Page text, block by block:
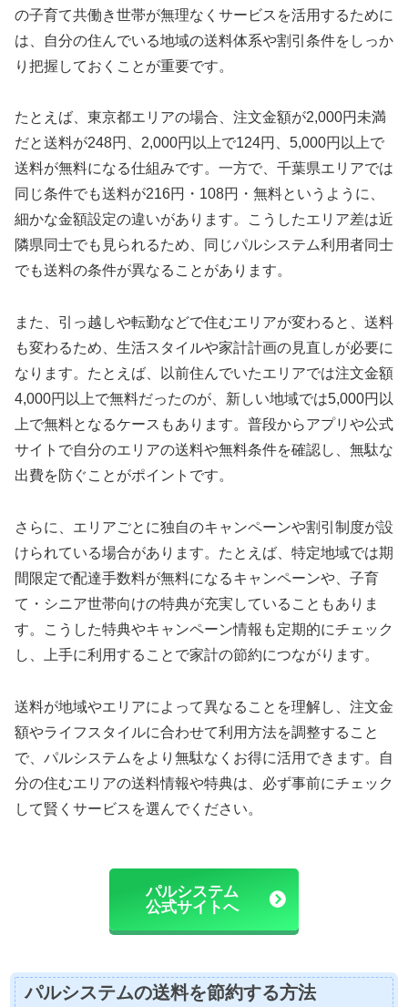
の子育て共働き世帯が無理なくサービスを活用するために
は、自分の住んでいる地域の送料体系や割引条件をしっか
り把握しておくことが重要です。
たとえば、東京都エリアの場合、注文金額が2,000円未満
だと送料が248円、2,000円以上で124円、5,000円以上で
送料が無料になる仕組みです。一方で、千葉県エリアでは
同じ条件でも送料が216円・108円・無料というように、
細かな金額設定の違いがあります。こうしたエリア差は近
隣県同士でも見られるため、同じパルシステム利用者同士
でも送料の条件が異なることがあります。
また、引っ越しや転勤などで住むエリアが変わると、送料
も変わるため、生活スタイルや家計計画の見直しが必要に
なります。たとえば、以前住んでいたエリアでは注文金額
4,000円以上で無料だったのが、新しい地域では5,000円以
上で無料となるケースもあります。普段からアプリや公式
サイトで自分のエリアの送料や無料条件を確認し、無駄な
出費を防ぐことがポイントです。
さらに、エリアごとに独自のキャンペーンや割引制度が設
けられている場合があります。たとえば、特定地域では期
間限定で配達手数料が無料になるキャンペーンや、子育
て・シニア世帯向けの特典が充実していることもありま
す。こうした特典やキャンペーン情報も定期的にチェック
し、上手に利用することで家計の節約につながります。
送料が地域やエリアによって異なることを理解し、注文金
額やライフスタイルに合わせて利用方法を調整すること
で、パルシステムをより無駄なくお得に活用できます。自
分の住むエリアの送料情報や特典は、必ず事前にチェック
して賢くサービスを選んでください。
パルシステム
公式サイトへ
パルシステムの送料を節約する方法